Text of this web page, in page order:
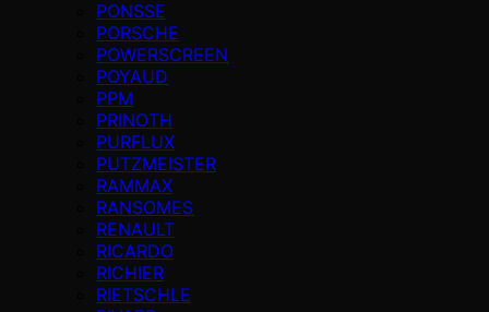
PONSSE
PORSCHE
POWERSCREEN
POYAUD
PPM
PRINOTH
PURFLUX
PUTZMEISTER
RAMMAX
RANSOMES
RENAULT
RICARDO
RICHIER
RIETSCHLE